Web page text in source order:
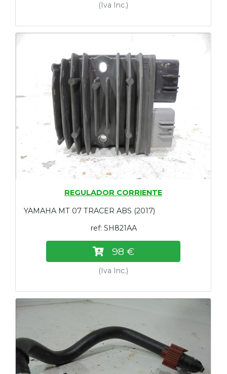
(Iva Inc.)
REGULADOR CORRIENTE
YAMAHA MT 07 TRACER ABS (2017)
ref: SH821AA
98 €
(Iva Inc.)